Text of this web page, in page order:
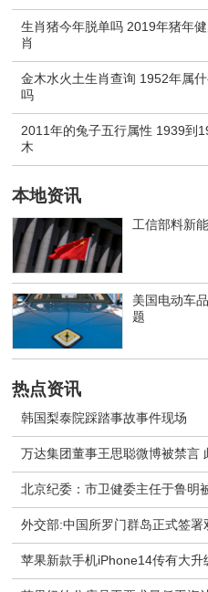
生肖猪今年脱单吗 2019年猪年
肖
金木水火土生肖查询 1952年属
吗
2011年的兔子五行属性 1939到
木
本地资讯
工信部料新
美国电动车
题
热点资讯
韩国梨泰院踩踏事故事件现场
万达集团董事王思聪微博被禁言
北京纪委：市卫健委主任于鲁明
外交部:中国所罗门群岛正式签
苹果新款手机iPhone14传有大升